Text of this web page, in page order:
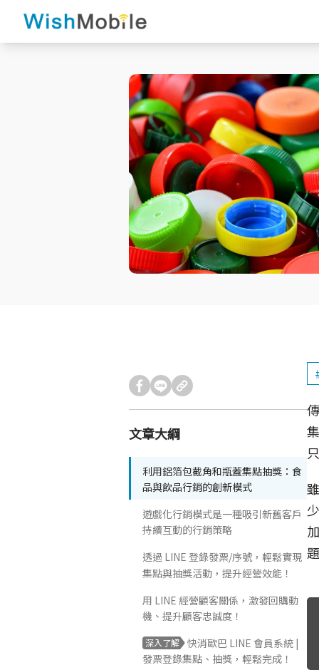
文章大綱
利用鋁箔包截角和瓶蓋集點抽獎：食
品與飲品行銷的創新模式
遊戲化行銷模式是一種吸引新舊客戶
持續互動的行銷策略
透過 LINE 登錄發票/序號，輕鬆實現
集點與抽獎活動，提升經營效能！
用 LINE 經營顧客關係，激發回購動
機、提升顧客忠誠度！
深入了解
快消歐巴 LINE 會員系統 |
發票登錄集點、抽獎，輕鬆完成！